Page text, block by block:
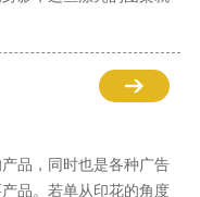
品，同时也是各种广告
品。若单从印花的角度